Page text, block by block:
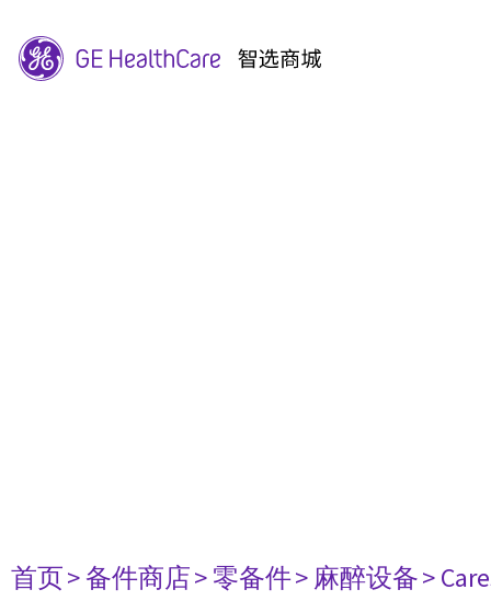
首页> 备件商店> 零备件> 麻醉设备>